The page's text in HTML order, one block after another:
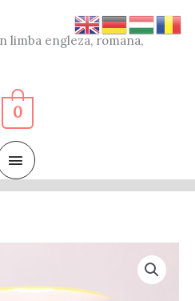
limba engleza, romana,
MAIN
MENU
0